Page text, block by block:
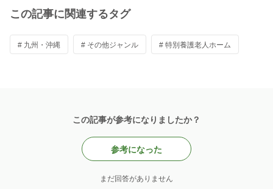
この記事に関連するタグ
# 九州・沖縄 # その他ジャンル # 特別養護老人ホーム
この記事が参考になりましたか？
参考になった
まだ回答がありません